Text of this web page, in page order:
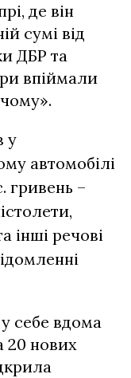
де він
сумі від
ДБР та
впіймали
у
автомобілі
гривень –
інші речові
себе вдома
20 нових